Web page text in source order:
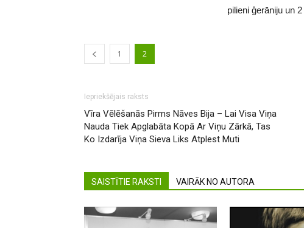
pilieni ģerāniju un
1 2
Iepriekšējais raksts
Vīra Vēlēšanās Pirms Nāves Bija – Lai Visa Viņa
Nauda Tiek Apglabāta Kopā Ar Viņu Zārkā, Tas
Ko Izdarīja Viņa Sieva Liks Atplest Muti
SAISTĪTIE RAKSTI VAIRĀK NO AUTORA